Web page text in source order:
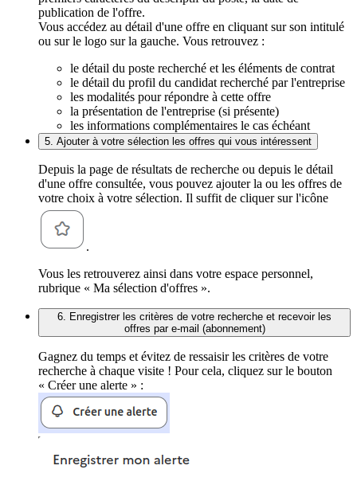
publication de l'offre.
Vous accédez au détail d'une offre en cliquant sur son intitulé
ou sur le logo sur la gauche. Vous retrouvez :
le détail du poste recherché et les éléments de contrat
le détail du profil du candidat recherché par l'entreprise
les modalités pour répondre à cette offre
la présentation de l'entreprise (si présente)
les informations complémentaires le cas échéant
5. Ajouter à votre sélection les offres qui vous intéressent
Depuis la page de résultats de recherche ou depuis le détail
d'une offre consultée, vous pouvez ajouter la ou les offres de
votre choix à votre sélection. Il suffit de cliquer sur l'icône
.
Vous les retrouverez ainsi dans votre espace personnel,
rubrique « Ma sélection d'offres ».
6. Enregistrer les critères de votre recherche et recevoir les
offres par e-mail (abonnement)
Gagnez du temps et évitez de ressaisir les critères de votre
recherche à chaque visite ! Pour cela, cliquez sur le bouton
« Créer une alerte » :